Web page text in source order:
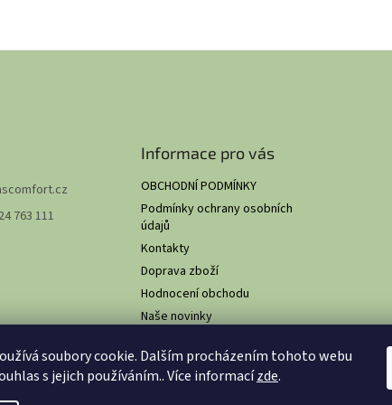
soubory cookie. Dalším procházením tohoto webu
s jejich používáním.. Více informacízde.
763 111
Informace pro vás
OBCHODNÍ PODMÍNKY
Podmínky ochrany osobních
údajů
Kontakty
Doprava zboží
Hodnocení obchodu
Naše novinky